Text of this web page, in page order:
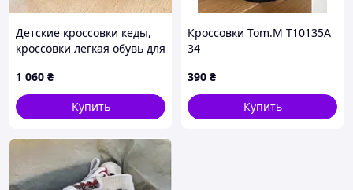
Детские кроссовки кеды,
кроссовки легкая обувь для
РАЗМЕРЕ: 28-31
1 060 ₴
Купить
Кроссовки Tom.M T10135A
34
390 ₴
Купить